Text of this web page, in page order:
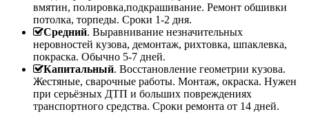
вмятин, полировка,подкрашивание. Ремонт обшивки
потолка, торпеды. Сроки 1-2 дня.
Средний. Выравнивание незначительных
неровностей кузова, демонтаж, рихтовка, шпаклевка,
покраска. Обычно 5-7 дней.
Капитальный. Восстановление геометрии кузова.
Жестяные, сварочные работы. Монтаж, окраска. Нужен
при серьёзных ДТП и больших повреждениях
транспортного средства. Сроки ремонта от 14 дней.